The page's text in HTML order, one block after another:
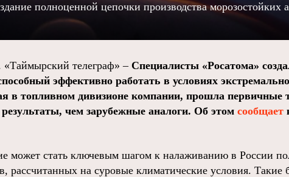
полноценной цепочки производства морозостойких
телеграф» – Специалисты «Росатома»
эффективно работать в условиях
в топливном дивизионе компании, прошла первичные
чем зарубежные аналоги. Об этом сообщает
может стать ключевым шагом к налаживанию в России
рассчитанных на суровые климатические условия. Такие